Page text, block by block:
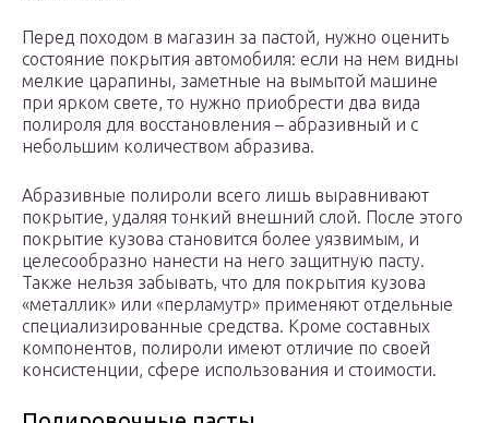
Перед походом в магазин за пастой, нужно оценить
состояние покрытия автомобиля: если на нем видны
мелкие царапины, заметные на вымытой машине
при ярком свете, то нужно приобрести два вида
полироля для восстановления – абразивный и с
небольшим количеством абразива.
Абразивные полироли всего лишь выравнивают
покрытие, удаляя тонкий внешний слой. После этого
покрытие кузова становится более уязвимым, и
целесообразно нанести на него защитную пасту.
Также нельзя забывать, что для покрытия кузова
«металлик» или «перламутр» применяют отдельные
специализированные средства. Кроме составных
компонентов, полироли имеют отличие по своей
консистенции, сфере использования и стоимости.